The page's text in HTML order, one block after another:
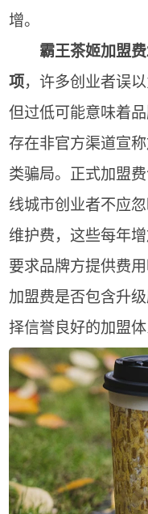
增。
霸王茶姬加盟
项，许多创业者误
但过低可能意味着
存在非官方渠道宣
类骗局。正式加盟
线城市创业者不应
维护费，这些每年
要求品牌方提供费
加盟费是否包含升
择信誉良好的加盟